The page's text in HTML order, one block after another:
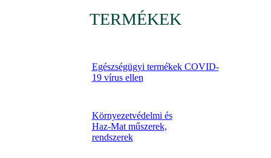
TERMÉKEK
Egészségügyi termékek COVID-
19 vírus ellen
Környezetvédelmi és
Haz-Mat műszerek,
rendszerek